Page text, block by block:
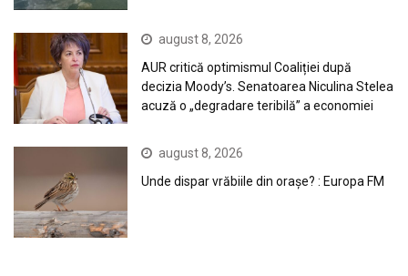
august 8, 2026
AUR critică optimismul Coaliției după
decizia Moody’s. Senatoarea Niculina Stelea
acuză o „degradare teribilă” a economiei
august 8, 2026
Unde dispar vrăbiile din orașe? : Europa FM